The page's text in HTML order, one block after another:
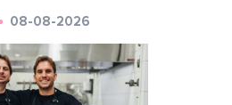
08-08-2026